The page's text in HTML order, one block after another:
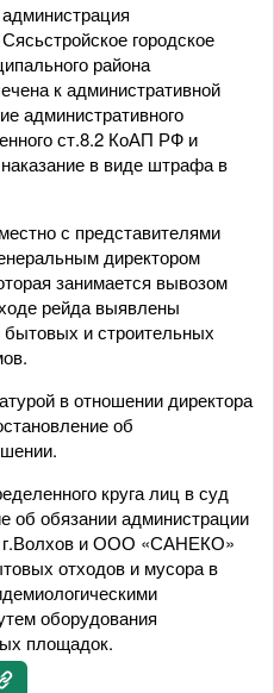
городское
района
к административной
административного
ст.8.2 КоАП РФ и
в виде штрафа в
с представителями
директором
занимается вывозом
рейда выявлены
и строительных
в отношении директора
об
круга лиц в суд
об обязании администрации
г.Волхов и ООО «САНЕКО»
отходов и мусора в
оборудования
площадок.